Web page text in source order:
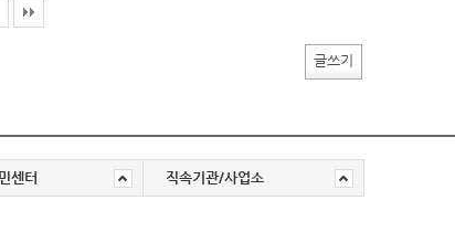
글쓰기
센터 직속기관/사업소